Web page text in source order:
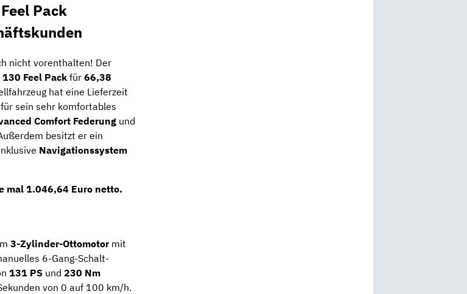
Pack
nicht vorenthalten! Der
Feel Pack für 66,38
hat eine Lieferzeit
sein sehr komfortables
Comfort Federung und
besitzt er ein
Navigationssystem
mal1.046,64 Euro netto.
3-Zylinder-Ottomotormit
6-Gang-Schalt­
131 PS und 230 Nm
von 0 auf 100 km/h.